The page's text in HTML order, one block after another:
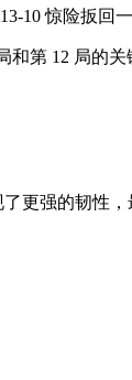
10 惊险扳回一
和第 12 局的
更强的韧性